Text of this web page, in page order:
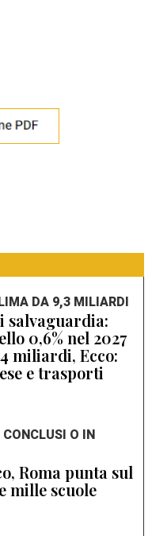
DA 9,3 MILIARDI
salvaguardia:
0,6% nel 2027
miliardi, Ecco:
e trasporti
O IN
Roma punta sul
mille scuole